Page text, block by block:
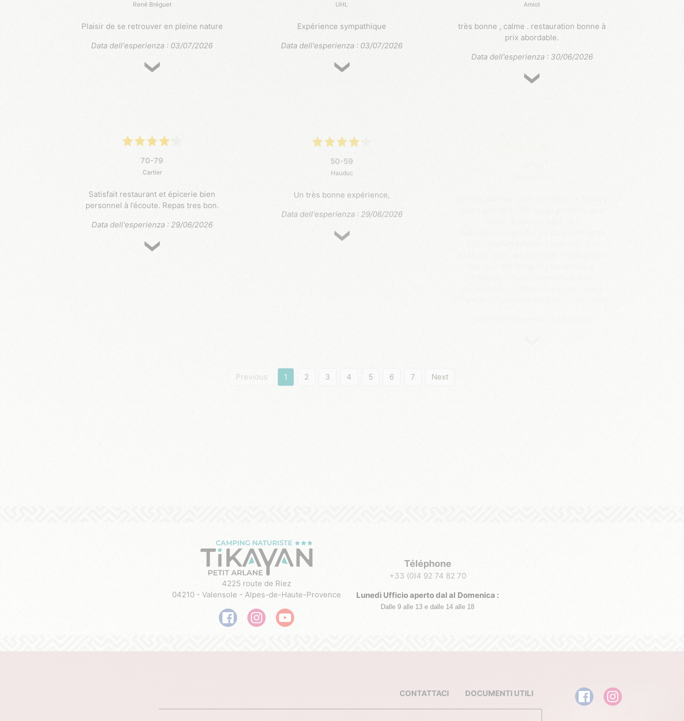
René Bréguet
Plaisir de se retrouver en pleine nature
Data dell'esperienza : 03/07/2026
UHL
Expérience sympathique
Data dell'esperienza : 03/07/2026
Amiot
très bonne , calme . restauration bonne à
prix abordable.
Data dell'esperienza : 30/06/2026
70-79
Cartier
Satisfait restaurant et épicerie bien
personnel à l’écoute. Repas tres bon.
Data dell'esperienza : 29/06/2026
50-59
Hauduc
Un très bonne expérience,
Data dell'esperienza : 29/06/2026
Previous 1 2 3 4 5 6 7 Next
4225 route de Riez
04210 - Valensole - Alpes-de-Haute-Provence
Téléphone
+33 (0)4 92 74 82 70
Lunedì Ufficio aperto dal al Domenica :
Dalle 9 alle 13 e dalle 14 alle 18
CONTATTACI DOCUMENTI UTILI